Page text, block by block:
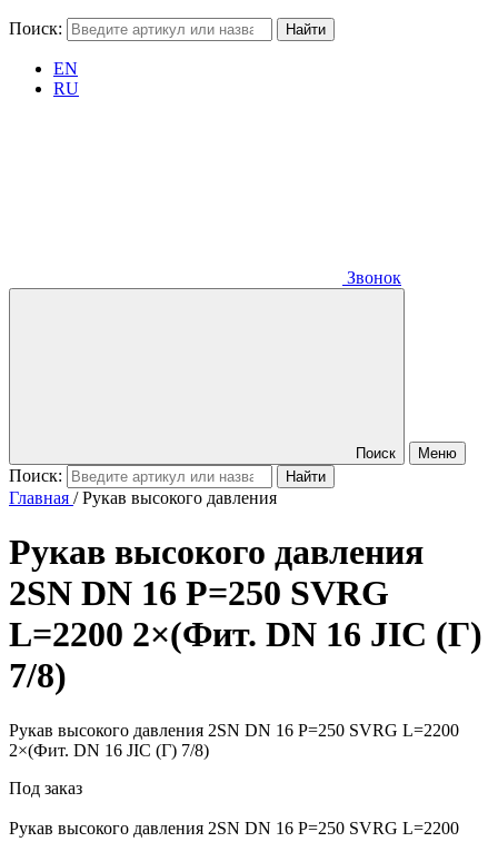
Поиск:
EN
RU
Звонок
Поиск Меню
Поиск:
Главная /Рукав высокого давления
Рукав высокого давления
2SN DN 16 P=250 SVRG
L=2200 2×(Фит. DN 16 JIC (Г)
7/8)
Рукав высокого давления 2SN DN 16 P=250 SVRG L=2200
2×(Фит. DN 16 JIC (Г) 7/8)
Под заказ
Рукав высокого давления 2SN DN 16 P=250 SVRG L=2200